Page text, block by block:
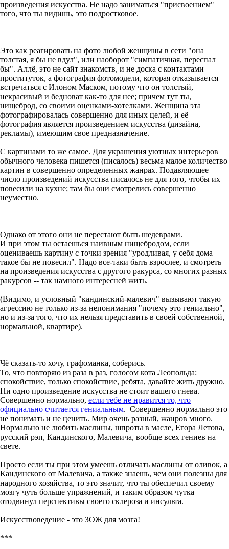
произведения искусства. Не надо заниматься "присвоением"
того, что ты видишь, это подростковое.
Это как реагировать на фото любой женщины в сети "она
толстая, я бы не вдул", или наоборот "симпатичная, переспал
бы". Аллё, это не сайт знакомств, и не доска с контактами
проституток, а фотография фотомодели, которая отказывается
встречаться с Илоном Маском, потому что он толстый,
некрасивый и бедноват как-то для нее; причем тут ты,
нищеброд, со своими оценками-хотелками. Женщина эта
фотографировалась совершенно для иных целей, и её
фотография является произведением искусства (дизайна,
рекламы), имеющим свое предназначение.
С картинами то же самое. Для украшения уютных интерьеров
обычного человека пишется (писалось) весьма малое количество
картин в совершенно определенных жанрах. Подавляющее
число произведений искусства писалось не для того, чтобы их
повесили на кухне; там бы они смотрелись совершенно
неуместно.
Однако от этого они не перестают быть шедеврами.
И при этом ты остаешься наивным нищебродом, если
оцениваешь картину с точки зрения "уродливая, у себя дома
такое бы не повесил". Надо все-таки быть взрослее, и смотреть
на произведения искусства с другого ракурса, со многих разных
ракурсов -- так намного интересней жить.
(Видимо, и условный "кандинский-малевич" вызывают такую
агрессию не только из-за непонимания "почему это гениально",
но и из-за того, что их нельзя представить в своей собственной,
нормальной, квартире).
Чё сказать-то хочу, графоманка, соберись.
То, что повторяю из раза в раз, голосом кота Леопольда:
спокойствие, только спокойствие, ребята, давайте жить дружно.
Ни одно произведение искусства не стоит вашего гнева.
Совершенно нормально, если тебе не нравится то, что
официально считается гениальным. Совершенно нормально это
не понимать и не ценить. Мир очень разный, жанров много.
Нормально не любить маслины, шпроты в масле, Егора Летова,
русский рэп, Кандинского, Малевича, вообще всех гениев на
свете.
Просто если ты при этом умеешь отличать маслины от оливок, а
Кандинского от Малевича, а также знаешь, чем они полезны для
народного хозяйства, то это значит, что ты обеспечил своему
мозгу чуть больше упражнений, и таким образом чутка
отодвинул перспективы своего склероза и инсульта.
Искусствоведение - это ЗОЖ для мозга!
***